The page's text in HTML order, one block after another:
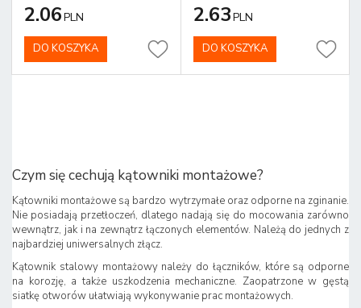
2.06PLN
DO KOSZYKA
2.63PLN
DO KOSZYKA
Czym się cechują kątowniki montażowe?
Kątowniki montażowe są bardzo wytrzymałe oraz odporne na zginanie.
Nie posiadają przetłoczeń, dlatego nadają się do mocowania zarówno
wewnątrz, jak i na zewnątrz łączonych elementów. Należą do jednych z
najbardziej uniwersalnych złącz.
Kątownik stalowy montażowy należy do łączników, które są odporne
na korozję, a także uszkodzenia mechaniczne. Zaopatrzone w gęstą
siatkę otworów ułatwiają wykonywanie prac montażowych.